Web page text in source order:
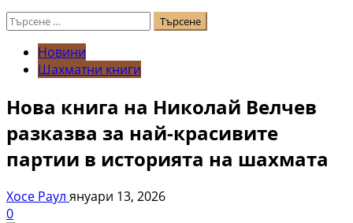
Търсене
Новини
Шахматни книги
Нова книга на Николай Велчев
разказва за най-красивите
партии в историята на шахмата
Хосе Раул януари 13, 2026
0